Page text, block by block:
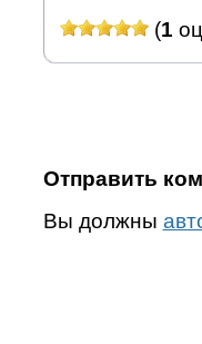
(1
Отправить
Вы должны